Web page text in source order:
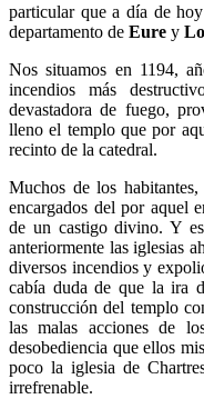
particular que a día de
departamento de Eure y
Nos situamos en 1194,
incendios más
devastadora de fuego,
lleno el templo que por
recinto de la catedral.
Muchos de los
encargados del por aquel
de un castigo divino. Y
anteriormente las iglesias
diversos incendios y
cabía duda de que la ira
construcción del templo
las malas acciones de
desobediencia que ellos
poco la iglesia de
irrefrenable.